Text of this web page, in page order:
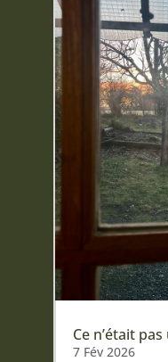
Ce n’était
7 Fév 2026